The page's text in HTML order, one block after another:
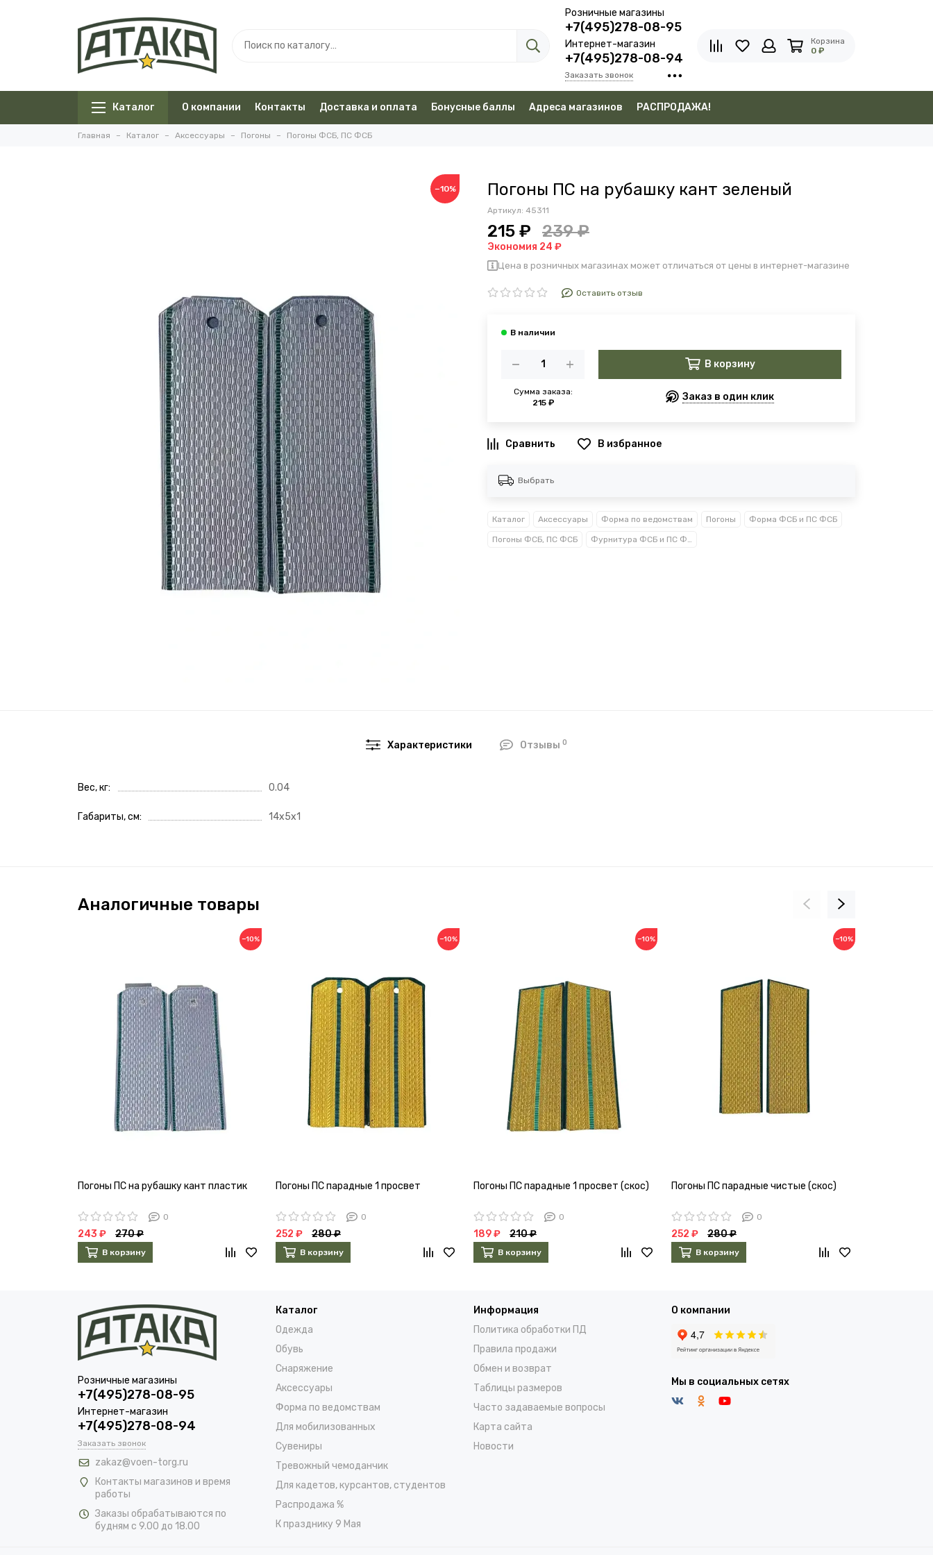
Розничные магазины
+7(495)278-08-95
Интернет-магазин
+7(495)278-08-94
Заказать звонок
Корзина
0 ₽
Каталог О компании Контакты Доставка и оплата Бонусные баллы Адреса магазинов РАСПРОДАЖА!
Главная Каталог Аксессуары Погоны Погоны ФСБ, ПС ФСБ
−10% Погоны ПС на рубашку кант зеленый
Артикул: 45311
215 ₽ 239 ₽
Экономия 24 ₽
Цена в розничных магазинах может отличаться от цены в интернет-магазине
Оставить отзыв
Сумма заказа:
215 ₽
В корзину
Заказ в один клик
В избранное
Выбрать
Каталог Аксессуары Форма по ведомствам Погоны Форма ФСБ и ПС ФСБ
Погоны ФСБ, ПС ФСБ
Характеристики Отзывы 0
Вес, кг 0.04
Габариты, см 14x5x1
Аналогичные товары
−10%
Погоны ПС на рубашку кант пластик
0
243 ₽ 270 ₽
В корзину
−10%
Погоны ПС парадные 1 просвет
0
252 ₽ 280 ₽
В корзину
−10%
Погоны ПС парадные 1 просвет (скос)
0
189 ₽ 210 ₽
В корзину
−10%
Погоны ПС парадные чистые (скос)
0
252 ₽ 280 ₽
В корзину
Розничные магазины
+7(495)278-08-95
Интернет-магазин
+7(495)278-08-94
Заказать звонок
zakaz@voen-torg.ru
Контакты магазинов и время
работы
Заказы обрабатываются по
будням с 9.00 до 18.00
Каталог
Одежда
Обувь
Снаряжение
Аксессуары
Форма по ведомствам
Для мобилизованных
Сувениры
Тревожный чемоданчик
Для кадетов, курсантов, студентов
Распродажа %
К празднику 9 Мая
Информация
Политика обработки ПД
Правила продажи
Обмен и возврат
Таблицы размеров
Часто задаваемые вопросы
Карта сайта
Новости
О компании
Мы в социальных сетях